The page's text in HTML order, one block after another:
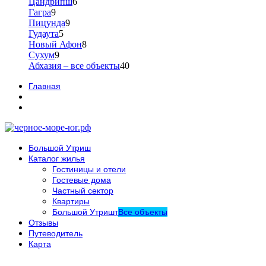
Гагра9
Пицунда9
Гудаута5
Новый Афон8
Сухум9
Абхазия – все объекты40
Главная
Большой Утриш
Каталог жилья
Гостиницы и отели
Гостевые дома
Частный сектор
Квартиры
Большой УтриштВсе объекты
Отзывы
Путеводитель
Карта